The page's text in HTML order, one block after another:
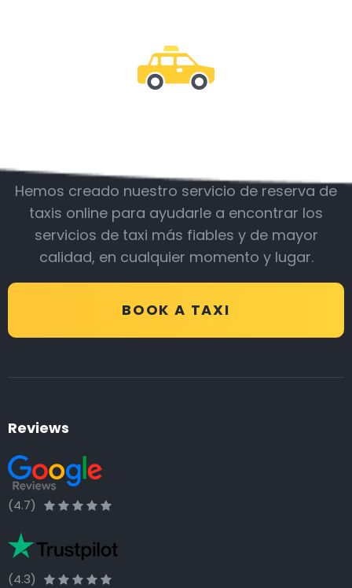
Hemos creado nuestro servicio de reserva de
taxis online para ayudarle a encontrar los
servicios de taxi más fiables y de mayor
calidad, en cualquier momento y lugar.
BOOK A TAXI
Reviews
(4.7)
(4.3)